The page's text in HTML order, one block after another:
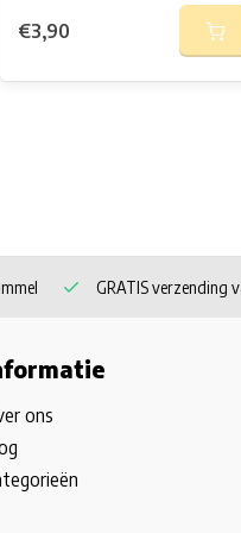
€3,90
GRATIS verzending
ons